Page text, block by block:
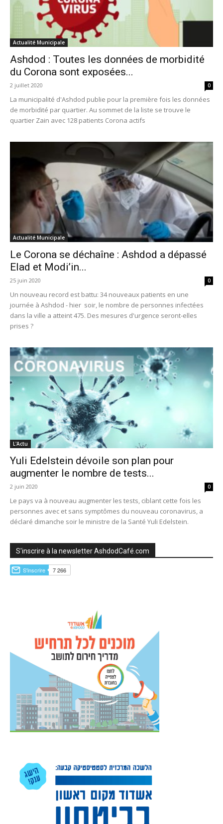
Actualité Municipale
Ashdod : Toutes les données de morbidité
du Corona sont exposées...
2 juillet 2020 0
La municipalité d'Ashdod publie pour la première fois les données
de morbidité par quartier. Au sommet de la liste se trouve le
quartier Zain avec 128 patients Corona actifs
Actualité Municipale
Le Corona se déchaîne : Ashdod a dépassé
Elad et Modi’in...
25 juin 2020 0
Un nouveau record est battu: 34 nouveaux patients en une
journée à Ashdod - hier soir, le nombre de personnes infectées
dans la ville a atteint 475. Des mesures d'urgence seront-elles
prises ?
L'Actu
Yuli Edelstein dévoile son plan pour
augmenter le nombre de tests...
2 juin 2020 0
Le pays va à nouveau augmenter les tests, ciblant cette fois les
personnes avec et sans symptômes du nouveau coronavirus, a
déclaré dimanche soir le ministre de la Santé Yuli Edelstein.
S'inscrire à la newsletter AshdodCafé.com